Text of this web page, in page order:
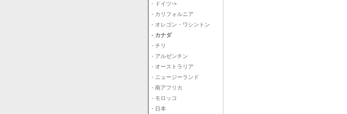
- ドイツ->
- カリフォルニア
- オレゴン・ワシントン
- カナダ
- チリ
- アルゼンチン
- オーストラリア
- ニュージーランド
- 南アフリカ
- モロッコ
- 日本